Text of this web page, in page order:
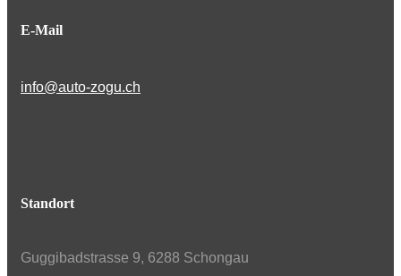
E-Mail
info@auto-zogu.ch
Standort
Guggibadstrasse 9, 6288 Schongau